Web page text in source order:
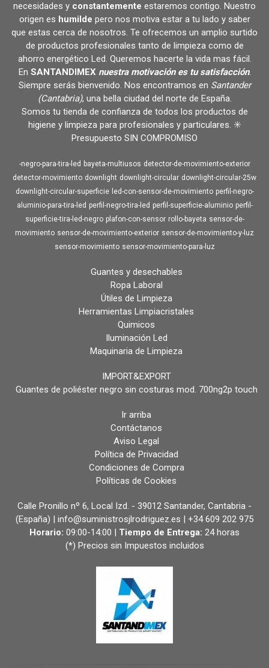
necesidades y constantemente estaremos contigo. Nuestro
origen es humilde pero nos motiva estar a tu lado y saber
que estas cerca de nosotros. Te ofrecemos un amplio surtido
de productos profesionales tanto de limpieza como de
ahorro energético Led. Queremos hacerte la vida mas fácil.
En SANTANDIMEX nuestra motivación es tu satisfacción.
Siempre serás bienvenido. Nos encontramos en Santander
(Cantabria), una bella ciudad del norte de España.
Somos tu tienda de confianza de todos los productos de
higiene y limpieza para profesionales y particulares. ✳️
Presupuesto SIN COMPROMISO
-negro-para-tira-led bayeta-multiusos detector-de-movimiento-exterior
detector-movimiento downlight downlight-circular downlight-circular-25w
downlight-circular-superficie
led-con-sensor-de-movimiento perfil-negro-
aluminio-para-tira-led perfil-negro-tira-led perfil-superficie-aluminio perfil-
superficie-tira-led-negro plafon-con-sensor rollo-bayeta sensor-de-
movimiento sensor-de-movimiento-exterior sensor-de-movimiento-y-luz
sensor-movimiento sensor-movimiento-para-luz
Guantes y desechables
Ropa Laboral
Útiles de Limpieza
Herramientas Limpiacristales
Quimicos
Iluminación Led
Maquinaria de Limpieza
IMPORT&EXPORT
Guantes de poliéster negro sin costuras mod. 700ng2p touch
Ir arriba
Contáctanos
Aviso Legal
Política de Privacidad
Condiciones de Compra
Políticas de Cookies
Calle Pronillo nº 6, Local Izd. - 39012 Santander, Cantabria -
(España) | info@suministrosjlrodriguez.es | +34 609 202 975
Horario: 09:00-14:00 | Tiempo de Entrega: 24 horas
(*) Precios sin Impuestos incluidos